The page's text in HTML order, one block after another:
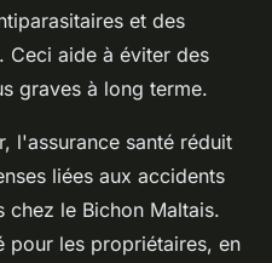
et des
Ceci aide à éviter des
graves à long terme.
l'assurance santé réduit
liées aux accidents
chez le Bichon Maltais.
pour les propriétaires, en